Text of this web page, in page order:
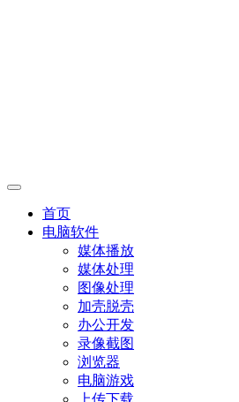
首页
电脑软件
媒体播放
媒体处理
图像处理
加壳脱壳
办公开发
录像截图
浏览器
电脑游戏
上传下载